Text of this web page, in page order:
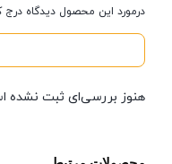
درمورد این محصول دیدگاه درج
هنوز بررسی‌ای ثبت نشده